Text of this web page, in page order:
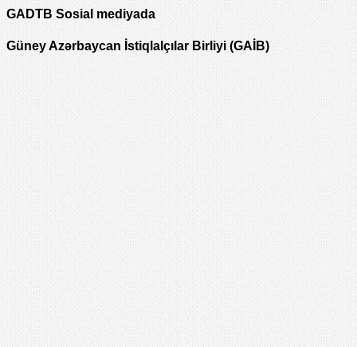
GADTB Sosial mediyada
Güney Azərbaycan İstiqlalçılar Birliyi (GAİB)